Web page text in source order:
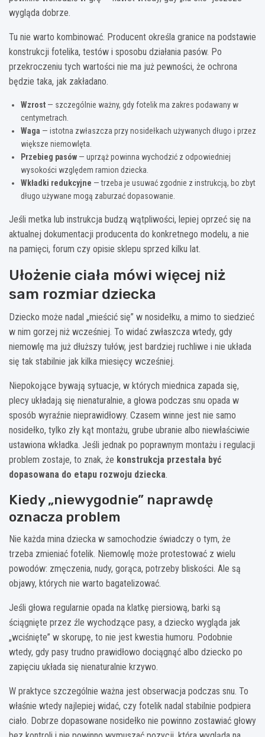
wygląda dobrze.
Tu nie warto kombinować. Producent określa granice na podstawie
konstrukcji fotelika, testów i sposobu działania pasów. Po
przekroczeniu tych wartości nie ma już pewności, że ochrona
będzie taka, jak zakładano.
Wzrost — szczególnie ważny, gdy fotelik ma zakres podawany w
centymetrach.
Waga — istotna zwłaszcza przy nosidełkach używanych długo i przez
większe niemowlęta.
Przebieg pasów — uprząż powinna wychodzić z odpowiedniej
wysokości względem ramion dziecka.
Wkładki redukcyjne — trzeba je usuwać zgodnie z instrukcją, bo zbyt
długo używane mogą zaburzać dopasowanie.
Jeśli metka lub instrukcja budzą wątpliwości, lepiej oprzeć się na
aktualnej dokumentacji producenta do konkretnego modelu, a nie
na pamięci, forum czy opisie sklepu sprzed kilku lat.
Ułożenie ciała mówi więcej niż
sam rozmiar dziecka
Dziecko może nadal „mieścić się” w nosidełku, a mimo to siedzieć
w nim gorzej niż wcześniej. To widać zwłaszcza wtedy, gdy
niemowlę ma już dłuższy tułów, jest bardziej ruchliwe i nie układa
się tak stabilnie jak kilka miesięcy wcześniej.
Niepokojące bywają sytuacje, w których miednica zapada się,
plecy układają się nienaturalnie, a głowa podczas snu opada w
sposób wyraźnie nieprawidłowy. Czasem winne jest nie samo
nosidełko, tylko zły kąt montażu, grube ubranie albo niewłaściwie
ustawiona wkładka. Jeśli jednak po poprawnym montażu i regulacji
problem zostaje, to znak, że konstrukcja przestała być
dopasowana do etapu rozwoju dziecka.
Kiedy „niewygodnie” naprawdę
oznacza problem
Nie każda mina dziecka w samochodzie świadczy o tym, że
trzeba zmieniać fotelik. Niemowlę może protestować z wielu
powodów: zmęczenia, nudy, gorąca, potrzeby bliskości. Ale są
objawy, których nie warto bagatelizować.
Jeśli głowa regularnie opada na klatkę piersiową, barki są
ściągnięte przez źle wychodzące pasy, a dziecko wygląda jak
„wciśnięte” w skorupę, to nie jest kwestia humoru. Podobnie
wtedy, gdy pasy trudno prawidłowo dociągnąć albo dziecko po
zapięciu układa się nienaturalnie krzywo.
W praktyce szczególnie ważna jest obserwacja podczas snu. To
właśnie wtedy najlepiej widać, czy fotelik nadal stabilnie podpiera
ciało. Dobrze dopasowane nosidełko nie powinno zostawiać głowy